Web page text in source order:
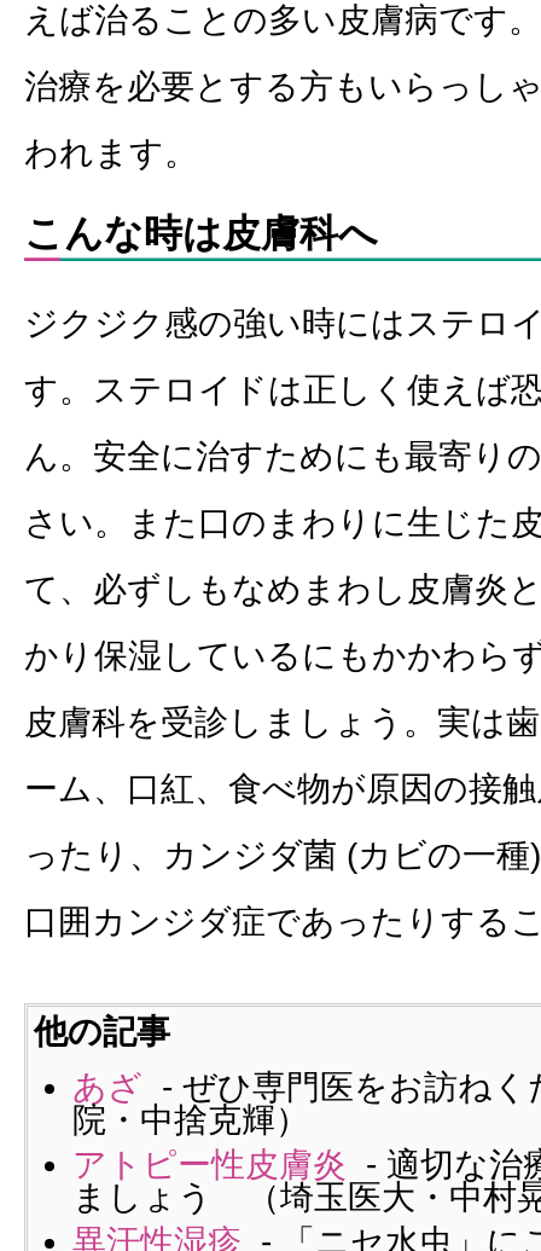
えば治ることの多い皮膚病です
治療を必要とする方もいらっし
われます。
こんな時は皮膚科へ
ジクジク感の強い時にはステロ
す。ステロイドは正しく使えば
ん。安全に治すためにも最寄り
さい。また口のまわりに生じた
て、必ずしもなめまわし皮膚炎
かり保湿しているにもかかわら
皮膚科を受診しましょう。実は
ーム、口紅、食べ物が原因の接
ったり、カンジダ菌 (カビの一
口囲カンジダ症であったりする
他の記事
あざ - ぜひ専門医をお訪ね
院・中捨克輝）
アトピー性皮膚炎 - 適切な治
ましょう （埼玉医大・中村
異汗性湿疹 - 「ニセ水虫」